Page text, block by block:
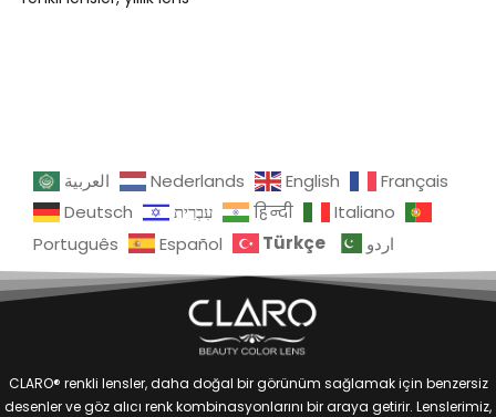
العربية Nederlands English
Français
Deutsch
עִבְרִית हिन्दी
Italiano
Português
Español Türkçe اردو
CLARO® renkli lensler, daha doğal bir görünüm sağlamak için benzersiz
desenler ve göz alıcı renk kombinasyonlarını bir araya getirir. Lenslerimiz,